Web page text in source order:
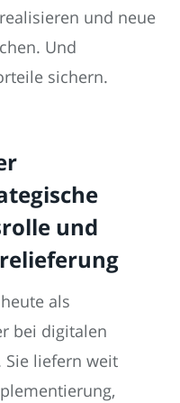
und neue
Und
sichern.
und
als
bei digitalen
liefern weit